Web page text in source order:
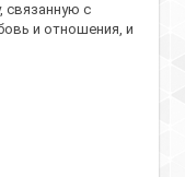
связанную с
и отношения, и